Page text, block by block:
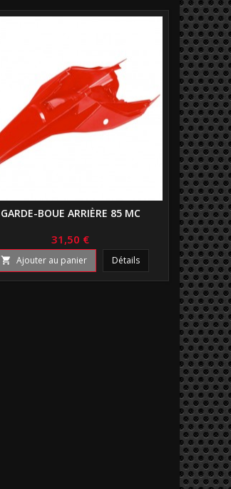
GARDE-BOUE ARRIÈRE 85 MC
31,50 €
 Ajouter au panier Détails